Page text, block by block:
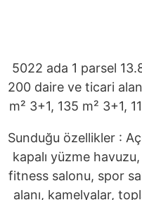
5022 ada 1 parsel
200 daire ve ticari
m² 3+1, 135 m² 3+1,
Sunduğu özellikler :
kapalı yüzme
fitness salonu, spor
alanı, kamelyalar,